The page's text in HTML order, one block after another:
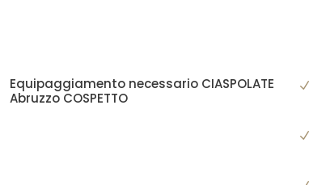
Equipaggiamento necessario CIASPOLATE
Abruzzo COSPETTO